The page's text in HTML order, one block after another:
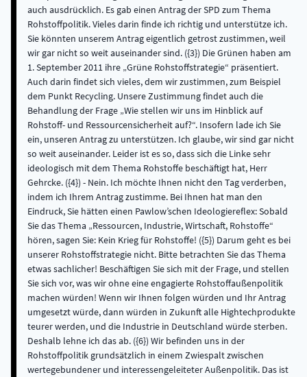
auch ausdrücklich. Es gab einen Antrag der SPD zum Thema
Rohstoffpolitik. Vieles darin finde ich richtig und unterstütze ich.
Sie könnten unserem Antrag eigentlich getrost zustimmen, weil
wir gar nicht so weit auseinander sind. ({3}) Die Grünen haben am
1. September 2011 ihre „Grüne Rohstoffstrategie“ präsentiert.
Auch darin findet sich vieles, dem wir zustimmen, zum Beispiel
dem Punkt Recycling. Unsere Zustimmung findet auch die
Behandlung der Frage „Wie stellen wir uns im Hinblick auf
Rohstoff- und Ressourcensicherheit auf?“. Insofern lade ich Sie
ein, unseren Antrag zu unterstützen. Ich glaube, wir sind gar nicht
so weit auseinander. Leider ist es so, dass sich die Linke sehr
ideologisch mit dem Thema Rohstoffe beschäftigt hat, Herr
Gehrcke. ({4}) - Nein. Ich möchte Ihnen nicht den Tag verderben,
indem ich Ihrem Antrag zustimme. Bei Ihnen hat man den
Eindruck, Sie hätten einen Pawlow’schen Ideologiereflex: Sobald
Sie das Thema „Ressourcen, Industrie, Wirtschaft, Rohstoffe“
hören, sagen Sie: Kein Krieg für Rohstoffe! ({5}) Darum geht es bei
unserer Rohstoffstrategie nicht. Bitte betrachten Sie das Thema
etwas sachlicher! Beschäftigen Sie sich mit der Frage, und stellen
Sie sich vor, was wir ohne eine engagierte Rohstoffaußenpolitik
machen würden! Wenn wir Ihnen folgen würden und Ihr Antrag
umgesetzt würde, dann würden in Zukunft alle Hightechprodukte
teurer werden, und die Industrie in Deutschland würde sterben.
Deshalb lehne ich das ab. ({6}) Wir befinden uns in der
Rohstoffpolitik grundsätzlich in einem Zwiespalt zwischen
wertegebundener und interessengeleiteter Außenpolitik. Das ist